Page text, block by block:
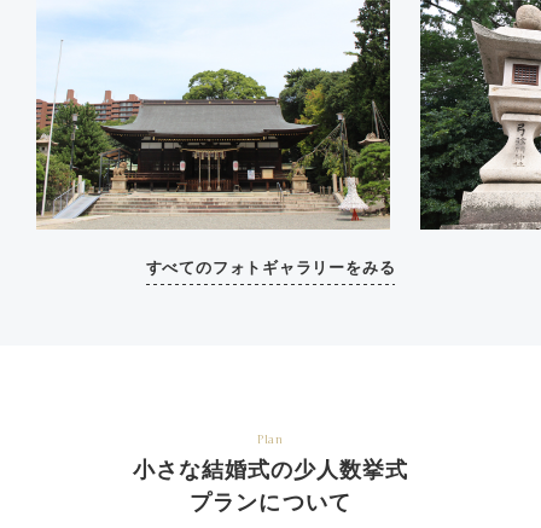
すべてのフォトギャラリーをみる
Plan
小さな結婚式の少人数挙式
プランについて